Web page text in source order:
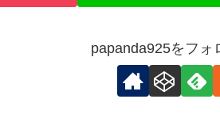
papanda925をフォ